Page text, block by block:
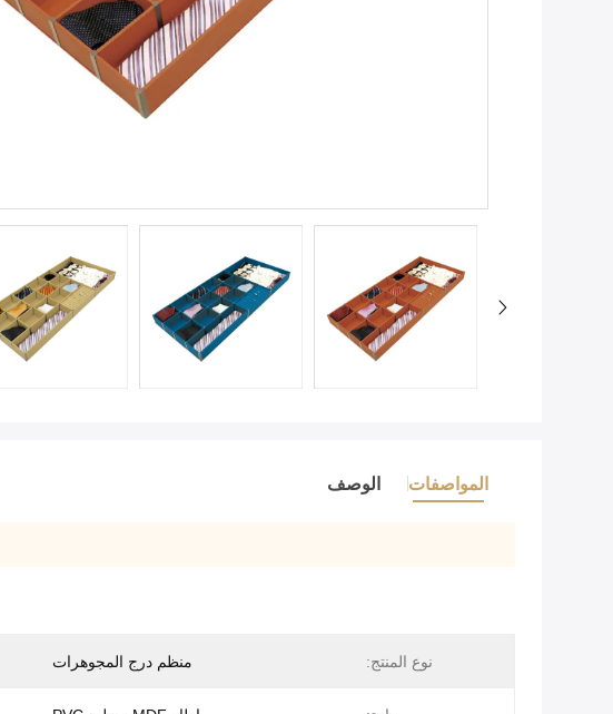
المواصفات الوصف
نوع المنتج: منظم درج المجوهرات